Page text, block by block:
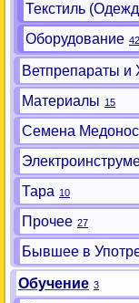
Текстиль
Оборудование 42
Ветпрепараты и
Материалы 15
Семена
Тара 10
Прочее 27
Бывшее в
Обучение 3